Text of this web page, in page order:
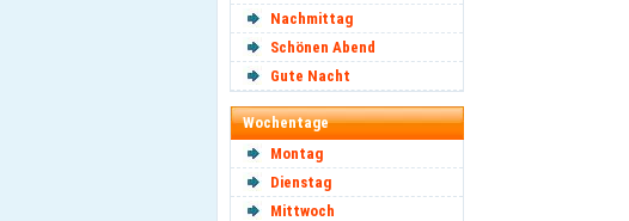
Nachmittag
Schönen Abend
Gute Nacht
Wochentage
Montag
Dienstag
Mittwoch